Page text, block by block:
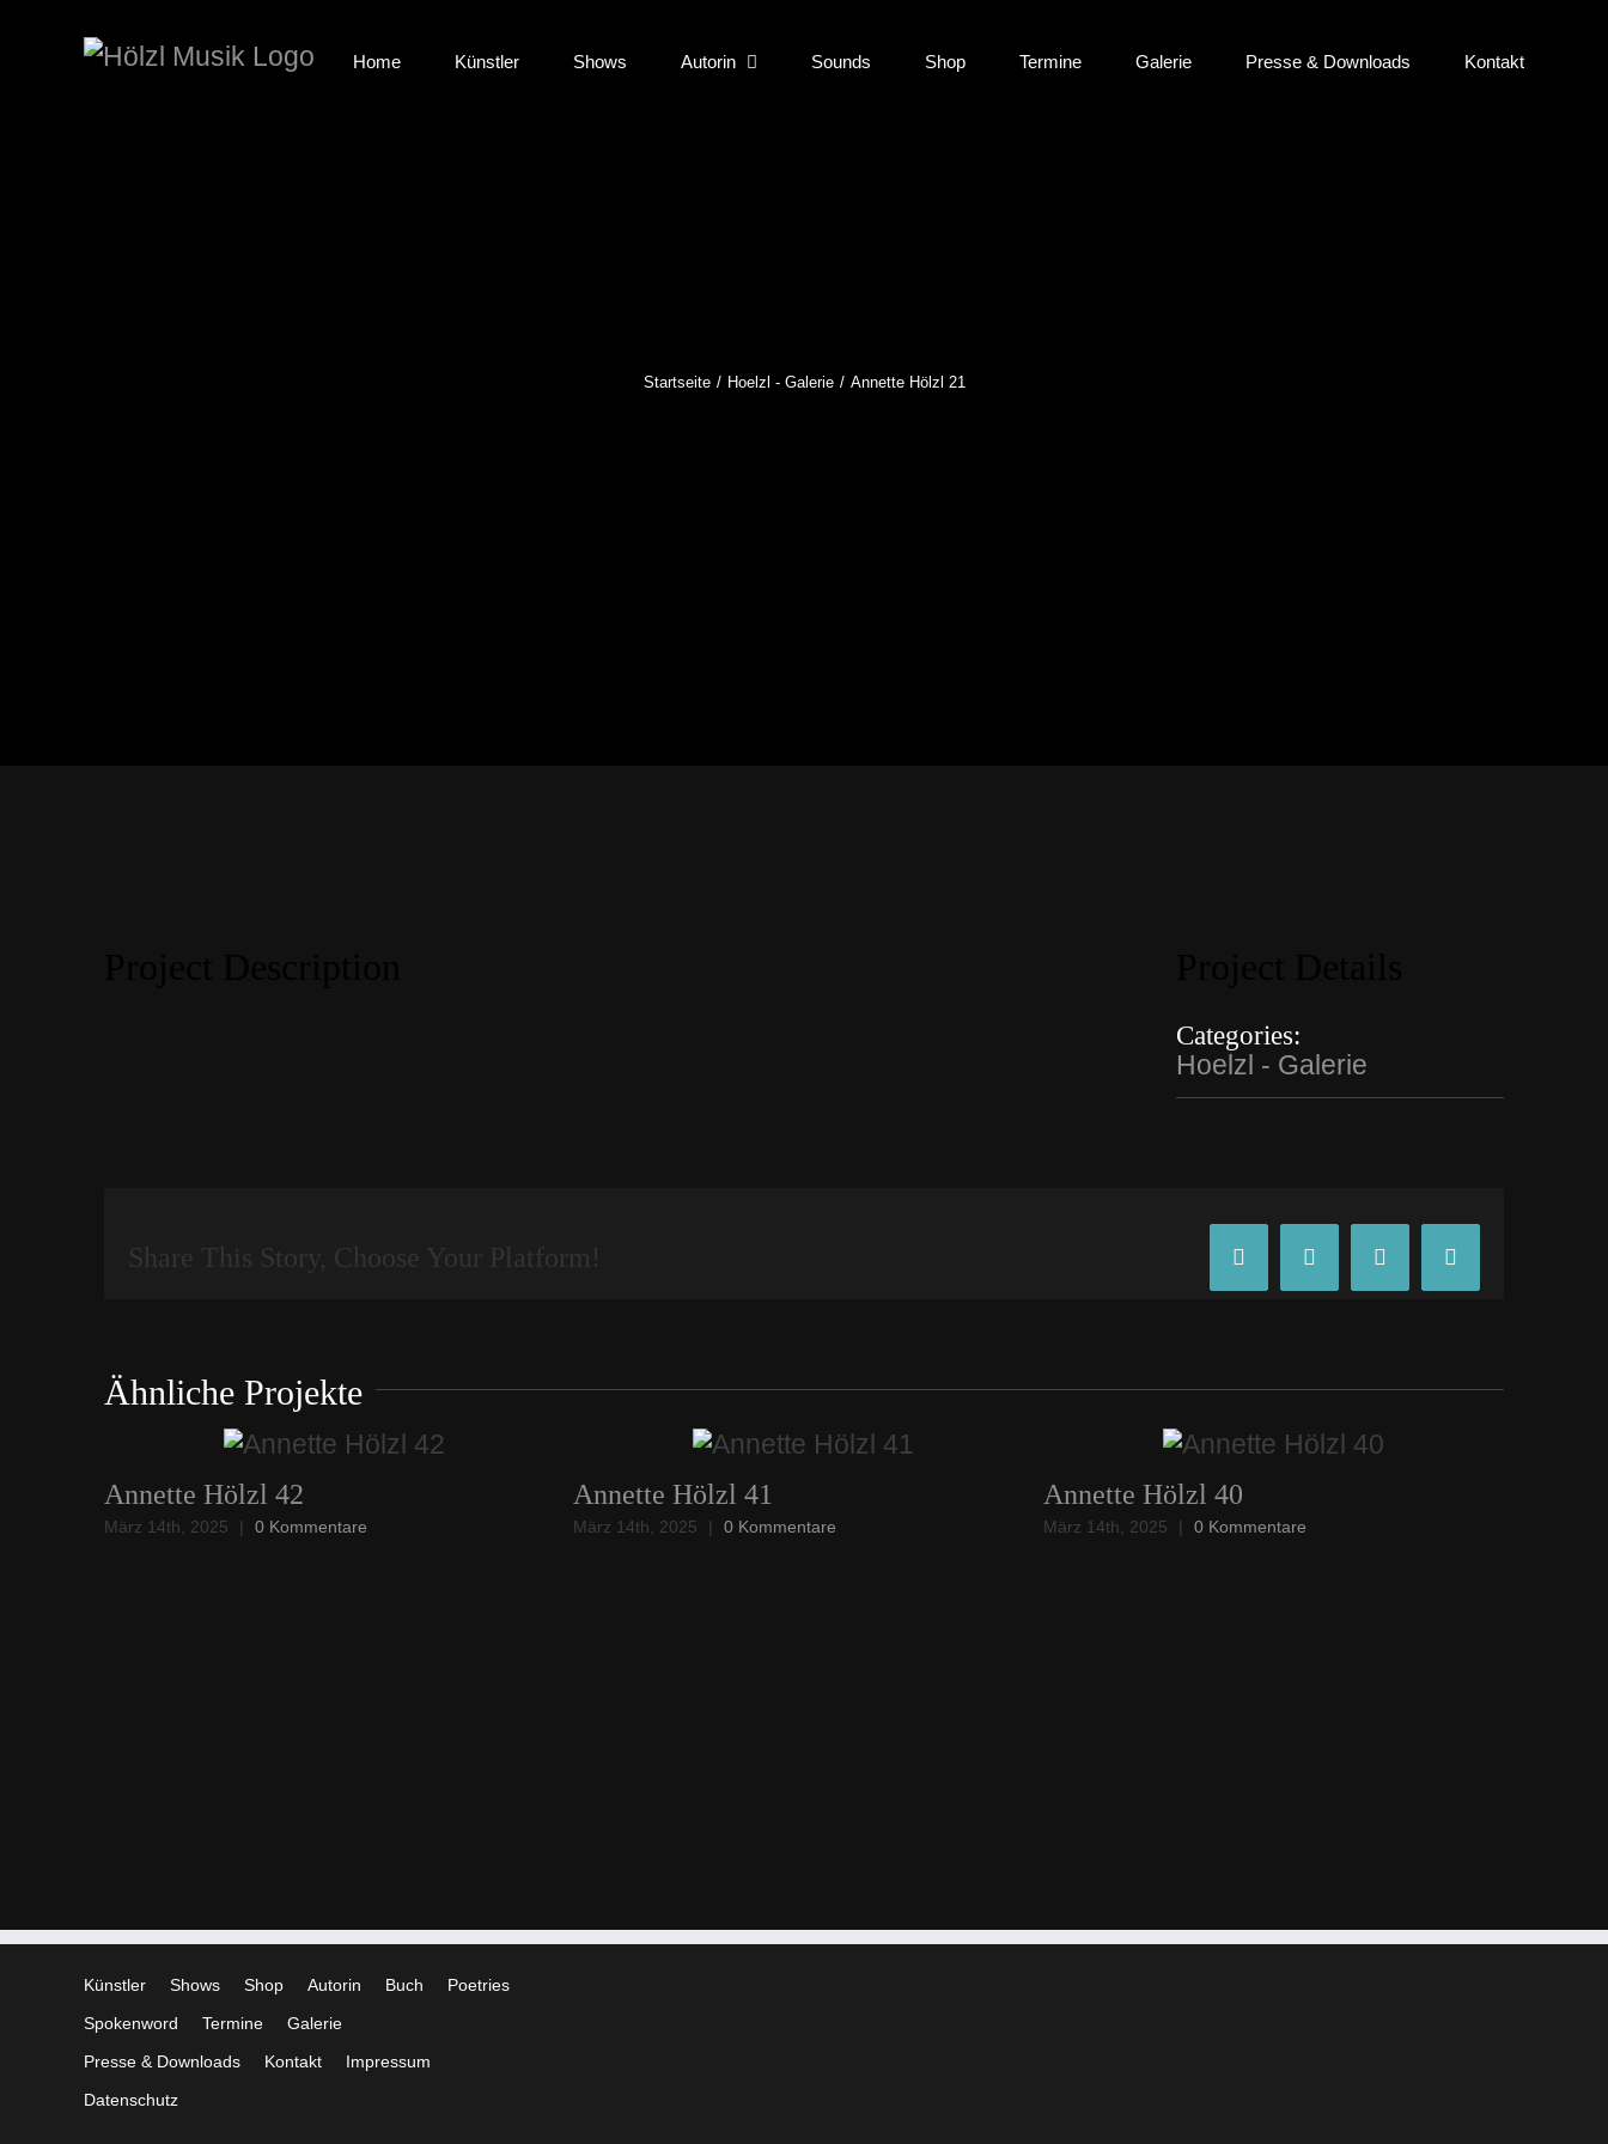
Home Künstler Shows Autorin Sounds Shop Termine Galerie Presse & Downloads Kontakt
Startseite Hoelzl - Galerie Annette Hölzl 21
Categories:
Hoelzl - Galerie
Share This Story, Choose Your Platform! Facebook
X Tumblr Pinterest
Ähnliche Projekte
Annette Hölzl 42
März 14th, 2025 | 0 Kommentare
Annette Hölzl 41
März 14th, 2025 | 0 Kommentare
Annette Hölzl 40
März 14th, 2025 | 0 Kommentare
Künstler Shows Shop Autorin Buch
Poetries
Spokenword
Termine
Galerie
Presse & Downloads
Kontakt
Impressum
Datenschutz